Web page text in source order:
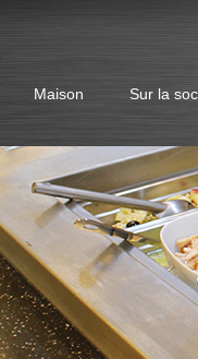
Maison Sur la